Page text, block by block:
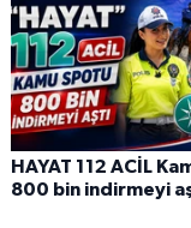
HAYAT 112 ACİL
800 bin indirmeyi